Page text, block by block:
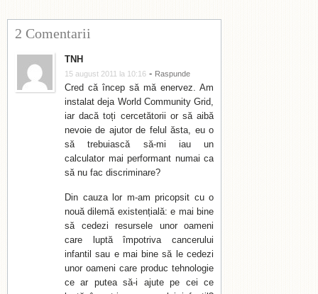
2 Comentarii
TNH
15 august 2011 la 10:16 - Raspunde
Cred că încep să mă enervez. Am
instalat deja World Community Grid,
iar dacă toți cercetătorii or să aibă
nevoie de ajutor de felul ăsta, eu o
să trebuiască să-mi iau un
calculator mai performant numai ca
să nu fac discriminare?
Din cauza lor m-am pricopsit cu o
nouă dilemă existențială: e mai bine
să cedezi resursele unor oameni
care luptă împotriva cancerului
infantil sau e mai bine să le cedezi
unor oameni care produc tehnologie
ce ar putea să-i ajute pe cei ce